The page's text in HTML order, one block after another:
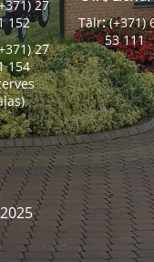
27
152
27
154
Tālr:(+371)
53 111